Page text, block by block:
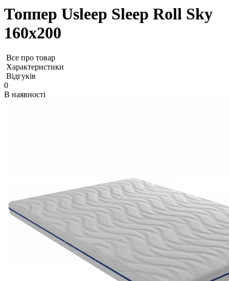
Топпер Usleep Sleep Roll Sky
160х200
Все про товар
Характеристики
Відгуків
0
В наявності